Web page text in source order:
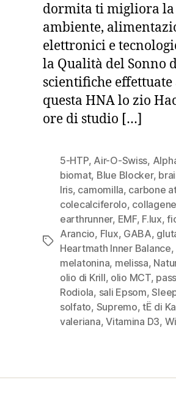
dormita ti migliora
ambiente,
elettronici e
la Qualità del Sonno
scientifiche
questa HNA lo zio
ore di studio […]
Tag
5-HTP, Air-O-Swiss,
biomat, Blue Blocker,
Iris, camomilla, carbone
colecalciferolo, collagene
earthrunner, EMF, F.lux,
Arancio, Flux, GABA,
Heartmath Inner Balance,
melatonina, melissa,
olio di Krill, olio MCT,
Rodiola, sali Epsom,
solfato, Supremo,tË di
valeriana,Vitamina D3,